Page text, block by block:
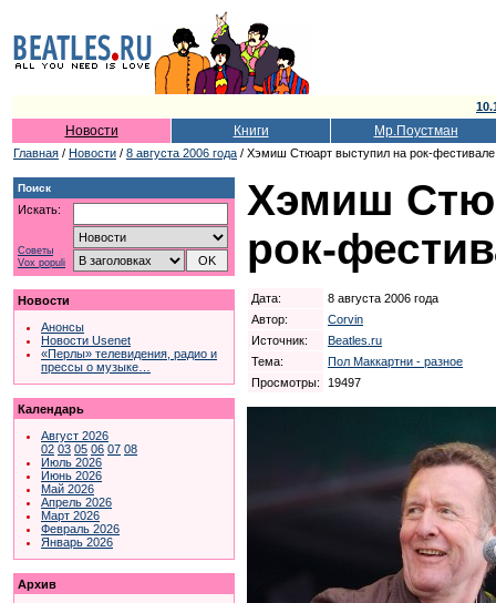
Новости Книги Мр.Поустман
Главная / Новости / 8 августа 2006 года / Хэмиш Стюарт выступил на рок-
Поиск
Искать:
Советы
Vox populi
Новости
Анонсы
Новости Usenet
«Перлы» телевидения, радио и
прессы о музыке…
Календарь
Август 2026
02 03 05 06 07 08
Июль 2026
Июнь 2026
Май 2026
Апрель 2026
Март 2026
Февраль 2026
Январь 2026
Архив
Хэмиш
рок-
Дата:
8 августа 2006 года
Автор:
Corvin
Источник:
Beatles.ru
Тема:
Пол Маккартни - разное
Просмотры:
19497